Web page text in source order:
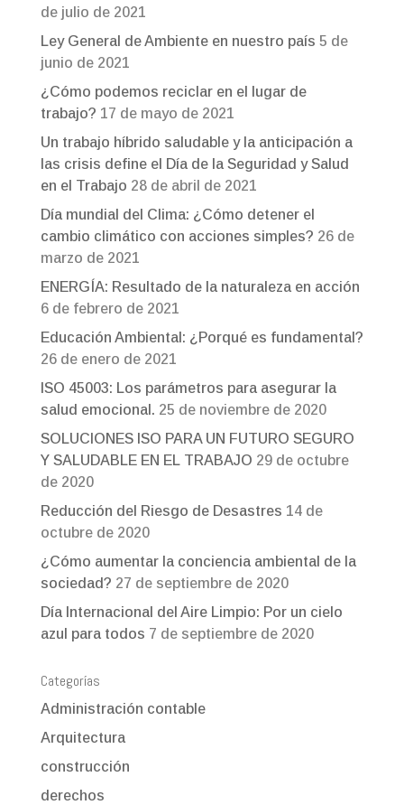
de julio de 2021
Ley General de Ambiente en nuestro país 5 de
junio de 2021
¿Cómo podemos reciclar en el lugar de
trabajo? 17 de mayo de 2021
Un trabajo híbrido saludable y la anticipación a
las crisis define el Día de la Seguridad y Salud
en el Trabajo 28 de abril de 2021
Día mundial del Clima: ¿Cómo detener el
cambio climático con acciones simples? 26 de
marzo de 2021
ENERGÍA: Resultado de la naturaleza en acción
6 de febrero de 2021
Educación Ambiental: ¿Porqué es fundamental?
26 de enero de 2021
ISO 45003: Los parámetros para asegurar la
salud emocional. 25 de noviembre de 2020
SOLUCIONES ISO PARA UN FUTURO SEGURO
Y SALUDABLE EN EL TRABAJO 29 de octubre
de 2020
Reducción del Riesgo de Desastres 14 de
octubre de 2020
¿Cómo aumentar la conciencia ambiental de la
sociedad? 27 de septiembre de 2020
Día Internacional del Aire Limpio: Por un cielo
azul para todos 7 de septiembre de 2020
Categorías
Administración contable
Arquitectura
construcción
derechos